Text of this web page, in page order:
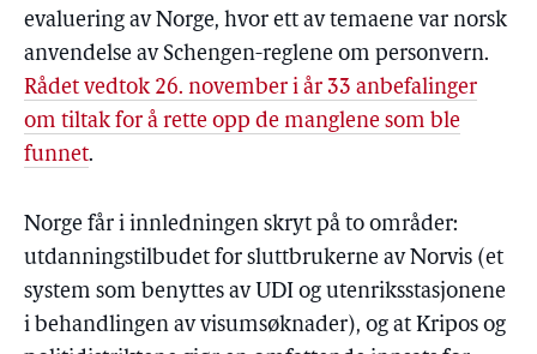
evaluering av Norge, hvor ett av temaene var norsk
anvendelse av Schengen-reglene om personvern.
Rådet vedtok 26. november i år 33 anbefalinger
om tiltak for å rette opp de manglene som ble
funnet.
Norge får i innledningen skryt på to områder:
utdanningstilbudet for sluttbrukerne av Norvis (et
system som benyttes av UDI og utenriksstasjonene
i behandlingen av visumsøknader), og at Kripos og